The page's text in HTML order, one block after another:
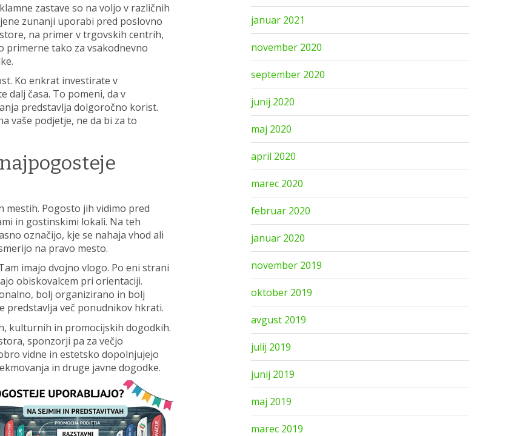
zastave so na voljo v različnih
zunanji uporabi pred poslovno
na primer v trgovskih centrih,
primerne tako za vsakodnevno
Ko enkrat investirate v
dalj časa. To pomeni, da v
predstavlja dolgoročno korist.
vaše podjetje, ne da bi za to
mestih. Pogosto jih vidimo pred
in gostinskimi lokali. Na teh
označijo, kje se nahaja vhod ali
na pravo mesto.
imajo dvojno vlogo. Po eni strani
obiskovalcem pri orientaciji.
bolj organizirano in bolj
predstavlja več ponudnikov hkrati.
kulturnih in promocijskih dogodkih.
sponzorji pa za večjo
vidne in estetsko dopolnjujejo
in druge javne dogodke.
januar 2021
november 2020
september 2020
junij 2020
maj 2020
april 2020
marec 2020
februar 2020
januar 2020
november 2019
oktober 2019
avgust 2019
julij 2019
junij 2019
maj 2019
marec 2019